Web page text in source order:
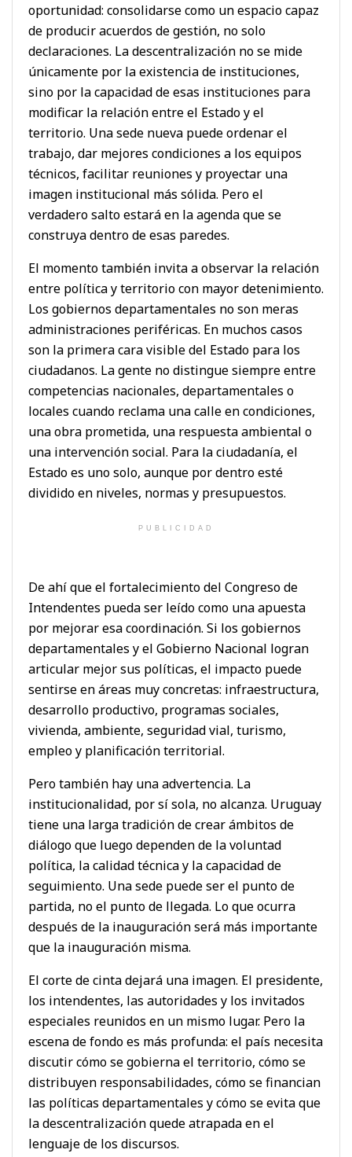
oportunidad: consolidarse como un espacio capaz
de producir acuerdos de gestión, no solo
declaraciones. La descentralización no se mide
únicamente por la existencia de instituciones,
sino por la capacidad de esas instituciones para
modificar la relación entre el Estado y el
territorio. Una sede nueva puede ordenar el
trabajo, dar mejores condiciones a los equipos
técnicos, facilitar reuniones y proyectar una
imagen institucional más sólida. Pero el
verdadero salto estará en la agenda que se
construya dentro de esas paredes.
El momento también invita a observar la relación
entre política y territorio con mayor detenimiento.
Los gobiernos departamentales no son meras
administraciones periféricas. En muchos casos
son la primera cara visible del Estado para los
ciudadanos. La gente no distingue siempre entre
competencias nacionales, departamentales o
locales cuando reclama una calle en condiciones,
una obra prometida, una respuesta ambiental o
una intervención social. Para la ciudadanía, el
Estado es uno solo, aunque por dentro esté
dividido en niveles, normas y presupuestos.
PUBLICIDAD
De ahí que el fortalecimiento del Congreso de
Intendentes pueda ser leído como una apuesta
por mejorar esa coordinación. Si los gobiernos
departamentales y el Gobierno Nacional logran
articular mejor sus políticas, el impacto puede
sentirse en áreas muy concretas: infraestructura,
desarrollo productivo, programas sociales,
vivienda, ambiente, seguridad vial, turismo,
empleo y planificación territorial.
Pero también hay una advertencia. La
institucionalidad, por sí sola, no alcanza. Uruguay
tiene una larga tradición de crear ámbitos de
diálogo que luego dependen de la voluntad
política, la calidad técnica y la capacidad de
seguimiento. Una sede puede ser el punto de
partida, no el punto de llegada. Lo que ocurra
después de la inauguración será más importante
que la inauguración misma.
El corte de cinta dejará una imagen. El presidente,
los intendentes, las autoridades y los invitados
especiales reunidos en un mismo lugar. Pero la
escena de fondo es más profunda: el país necesita
discutir cómo se gobierna el territorio, cómo se
distribuyen responsabilidades, cómo se financian
las políticas departamentales y cómo se evita que
la descentralización quede atrapada en el
lenguaje de los discursos.